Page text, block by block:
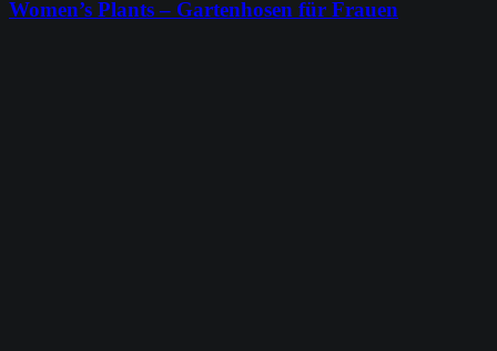
Women’s Plants – Gartenhosen für Frauen